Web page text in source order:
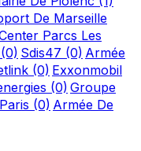
De Marseille
Parcs Les
(0) Sdis47 (0) Armée
(0) Exxonmobil
(0) Groupe
(0) Armée De